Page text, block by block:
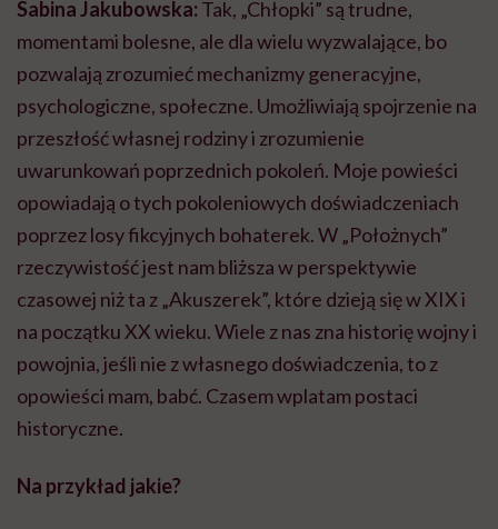
Sabina Jakubowska: Tak, „Chłopki” są trudne,
momentami bolesne, ale dla wielu wyzwalające, bo
pozwalają zrozumieć mechanizmy generacyjne,
psychologiczne, społeczne. Umożliwiają spojrzenie na
przeszłość własnej rodziny i zrozumienie
uwarunkowań poprzednich pokoleń. Moje powieści
opowiadają o tych pokoleniowych doświadczeniach
poprzez losy fikcyjnych bohaterek. W „Położnych”
rzeczywistość jest nam bliższa w perspektywie
czasowej niż ta z „Akuszerek”, które dzieją się w XIX i
na początku XX wieku. Wiele z nas zna historię wojny i
powojnia, jeśli nie z własnego doświadczenia, to z
opowieści mam, babć. Czasem wplatam postaci
historyczne.
Na przykład jakie?